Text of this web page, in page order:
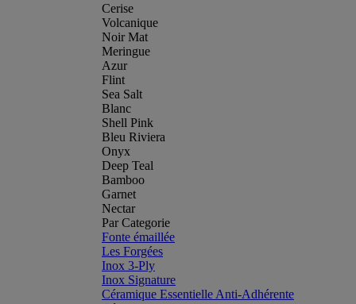
Cerise
Volcanique
Noir Mat
Meringue
Azur
Flint
Sea Salt
Blanc
Shell Pink
Bleu Riviera
Onyx
Deep Teal
Bamboo
Garnet
Nectar
Par Categorie
Fonte émaillée
Les Forgées
Inox 3-Ply
Inox Signature
Céramique Essentielle Anti-Adhérente